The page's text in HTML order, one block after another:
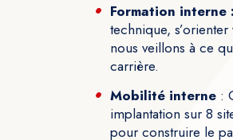
Formation interne :
technique,
nous veillons à ce
carrière.
Mobilité interne:
implantation sur 8
pour construire le